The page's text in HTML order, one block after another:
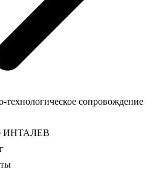
сопровождение
ИНТАЛЕВ